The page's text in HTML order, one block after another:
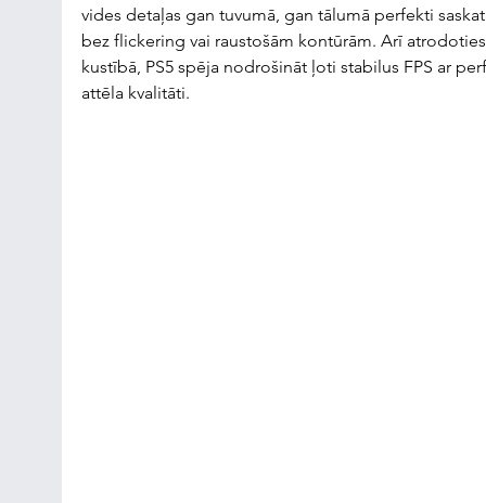
vides detaļas gan tuvumā, gan tālumā perfekti
bez flickering vai raustošām kontūrām. Arī
kustībā, PS5 spēja nodrošināt ļoti stabilus FPS ar
attēla kvalitāti.